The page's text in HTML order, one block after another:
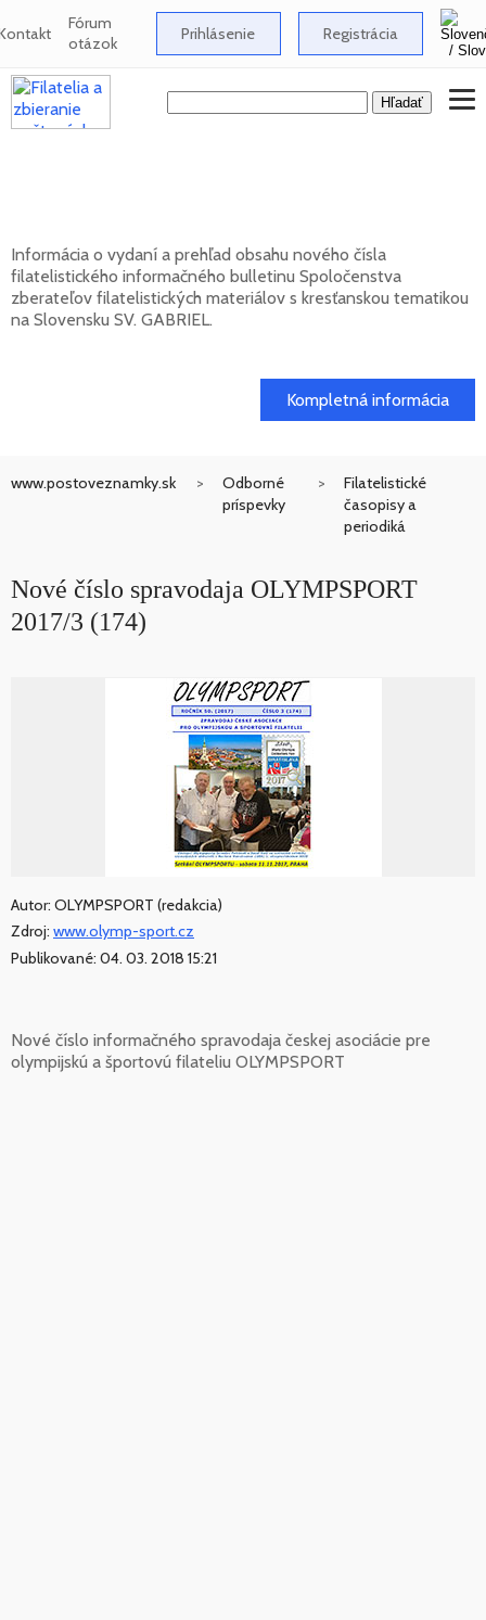
Fórum
otázok Prihlásenie Registrácia
Informácia o vydaní a prehľad obsahu nového čísla
filatelistického informačného bulletinu Spoločenstva
zberateľov filatelistických materiálov s kresťanskou tematikou
na Slovensku SV. GABRIEL.
Kompletná informácia
www.postoveznamky.sk
Odborné
príspevky
Filatelistické
časopisy a
periodiká
Nové číslo spravodaja OLYMPSPORT
2017/3 (174)
Autor: OLYMPSPORT (redakcia)
Zdroj: www.olymp-sport.cz
Publikované: 04. 03. 2018 15:21
Nové číslo informačného spravodaja českej asociácie pre
olympijskú a športovú filateliu OLYMPSPORT